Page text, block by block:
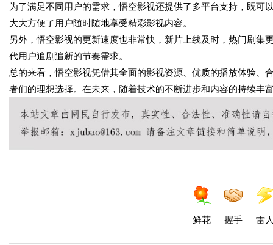
为了满足不同用户的需求，悟空影视还提供了多平台支持，既
大大方便了用户随时随地享受精彩影视内容。
另外，悟空影视的更新速度也非常快，新片上线及时，热门剧
代用户追剧追新的节奏需求。
总的来看，悟空影视凭借其全面的影视资源、优质的播放体验
者们的理想选择。在未来，随着技术的不断进步和内容的持续丰
鲜花 握手 雷